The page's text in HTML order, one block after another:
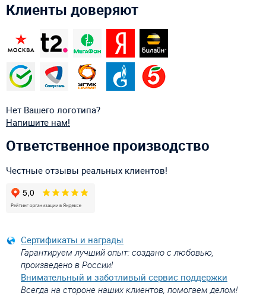
Клиенты доверяют
Нет Вашего логотипа?
Напишите нам!
Ответственное производство
Честные отзывы реальных клиентов!
Сертификаты и награды
Гарантируем лучший опыт: создано с любовью,
произведено в России!
Внимательный и заботливый сервис поддержки
Всегда на стороне наших клиентов, помогаем делом!